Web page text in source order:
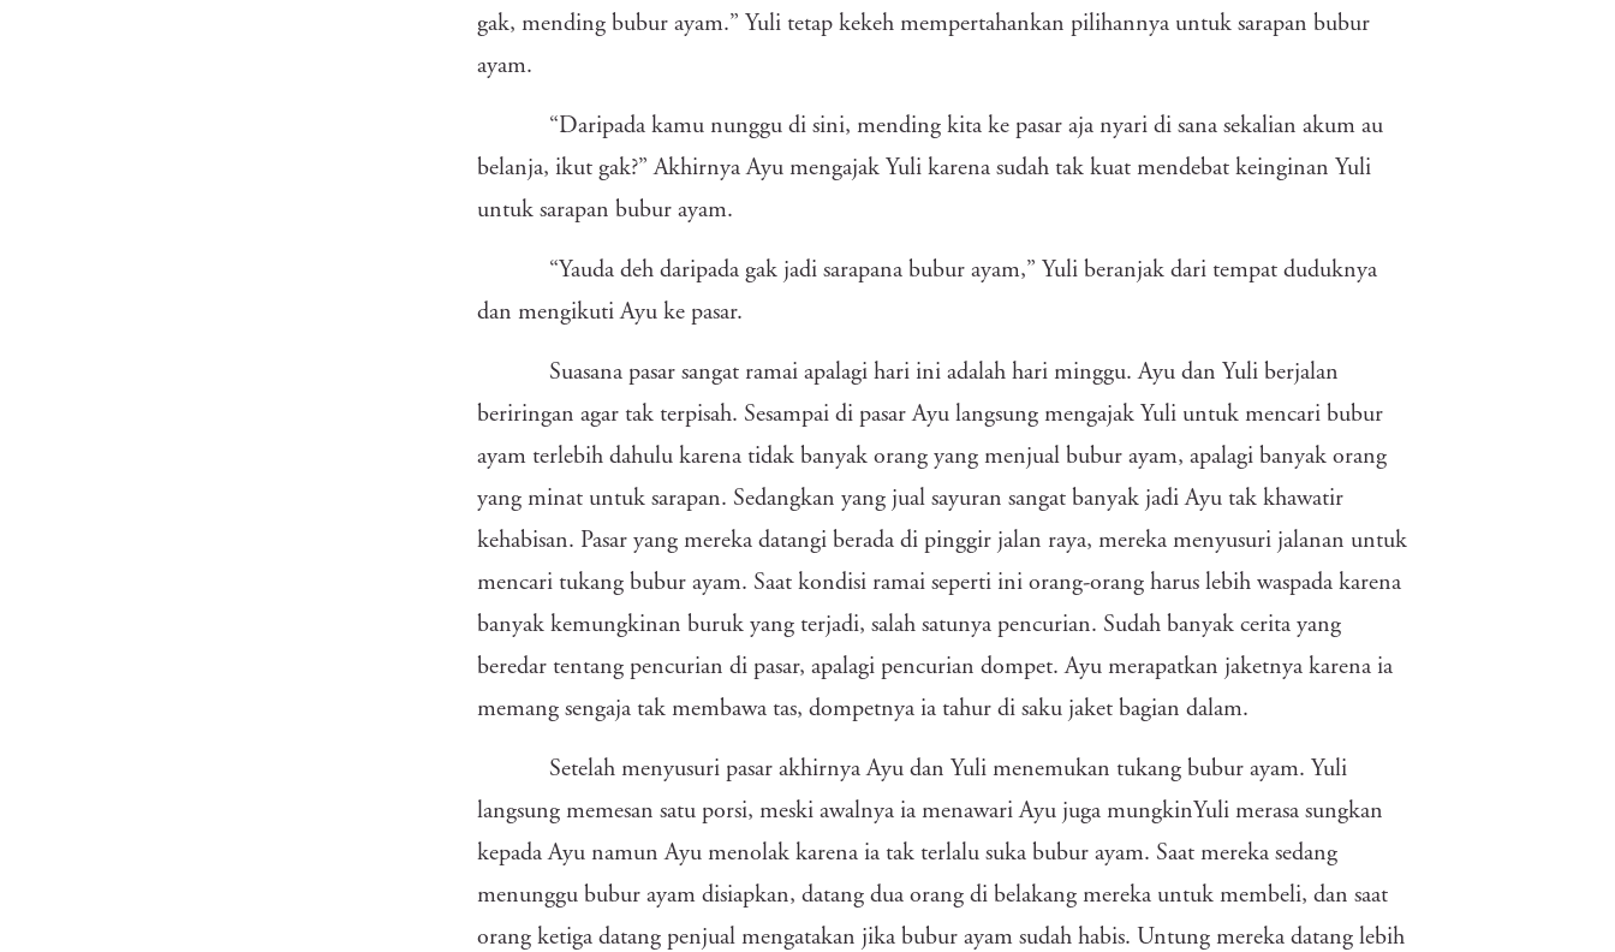
gak, mending bubur ayam.” Yuli tetap kekeh mempertahankan pilihannya untuk sarapan bubur
ayam.
“Daripada kamu nunggu di sini, mending kita ke pasar aja nyari di sana sekalian akum au
belanja, ikut gak?” Akhirnya Ayu mengajak Yuli karena sudah tak kuat mendebat keinginan Yuli
untuk sarapan bubur ayam.
“Yauda deh daripada gak jadi sarapana bubur ayam,” Yuli beranjak dari tempat duduknya
dan mengikuti Ayu ke pasar.
Suasana pasar sangat ramai apalagi hari ini adalah hari minggu. Ayu dan Yuli berjalan
beriringan agar tak terpisah. Sesampai di pasar Ayu langsung mengajak Yuli untuk mencari bubur
ayam terlebih dahulu karena tidak banyak orang yang menjual bubur ayam, apalagi banyak orang
yang minat untuk sarapan. Sedangkan yang jual sayuran sangat banyak jadi Ayu tak khawatir
kehabisan. Pasar yang mereka datangi berada di pinggir jalan raya, mereka menyusuri jalanan untuk
mencari tukang bubur ayam. Saat kondisi ramai seperti ini orang-orang harus lebih waspada karena
banyak kemungkinan buruk yang terjadi, salah satunya pencurian. Sudah banyak cerita yang
beredar tentang pencurian di pasar, apalagi pencurian dompet. Ayu merapatkan jaketnya karena ia
memang sengaja tak membawa tas, dompetnya ia tahur di saku jaket bagian dalam.
Setelah menyusuri pasar akhirnya Ayu dan Yuli menemukan tukang bubur ayam. Yuli
langsung memesan satu porsi, meski awalnya ia menawari Ayu juga mungkinYuli merasa sungkan
kepada Ayu namun Ayu menolak karena ia tak terlalu suka bubur ayam. Saat mereka sedang
menunggu bubur ayam disiapkan, datang dua orang di belakang mereka untuk membeli, dan saat
orang ketiga datang penjual mengatakan jika bubur ayam sudah habis. Untung mereka datang lebih